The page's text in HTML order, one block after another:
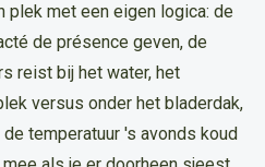
plek met een eigen logica: de
de présence geven, de
reist bij het water, het
versus onder het bladerdak,
temperatuur 's avonds koud